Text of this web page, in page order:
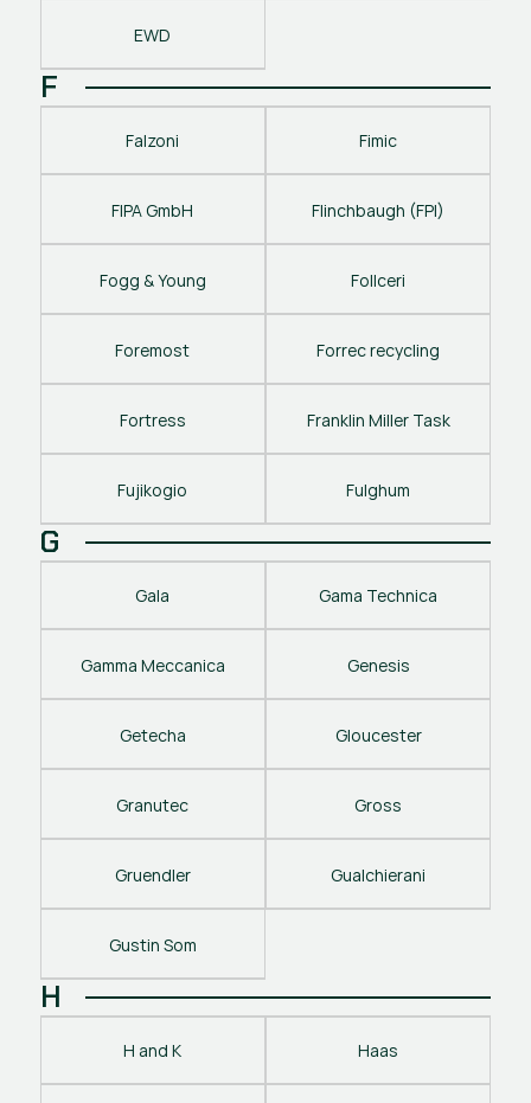
EWD
F
Falzoni Fimic
FIPA GmbH Flinchbaugh (FPI)
Fogg & Young Follceri
Foremost Forrec recycling
Fortress Franklin Miller Task
Fujikogio Fulghum
G
Gala Gama Technica
Gamma Meccanica Genesis
Getecha Gloucester
Granutec Gross
Gruendler Gualchierani
Gustin Som
H
H and K Haas